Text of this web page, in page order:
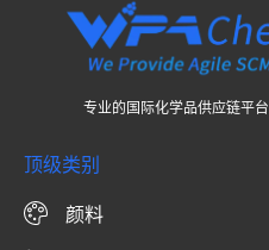
专业的国际化学品供应链平台
顶级类别
颜料